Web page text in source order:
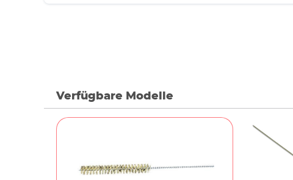
Verfügbare Modelle